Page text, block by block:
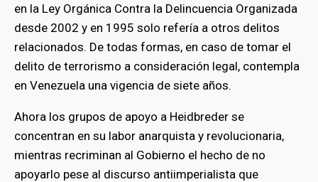
en la Ley Orgánica Contra la Delincuencia Organizada
desde 2002 y en 1995 solo refería a otros delitos
relacionados. De todas formas, en caso de tomar el
delito de terrorismo a consideración legal, contempla
en Venezuela una vigencia de siete años.
Ahora los grupos de apoyo a Heidbreder se
concentran en su labor anarquista y revolucionaria,
mientras recriminan al Gobierno el hecho de no
apoyarlo pese al discurso antiimperialista que